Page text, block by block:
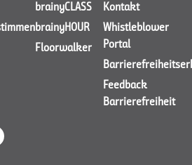
AUFNEHMENbrainyCLASS
brainyHOUR
Floorwalker
Kontakt
Whistleblower
Portal
Feedback
Barrierefreiheit